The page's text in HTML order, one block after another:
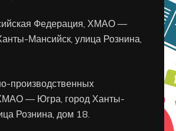
Федерация, ХМАО —
Мансийск, улица Рознина,
производственных
— Югра, город Ханты-
Рознина, дом 18.